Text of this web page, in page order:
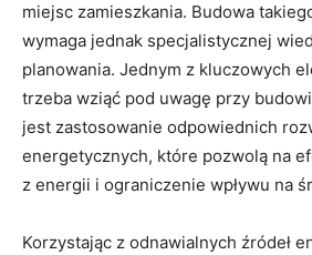
miejsc zamieszkania. Budowa
wymaga jednak specjalistycznej
planowania. Jednym z kluczowych
trzeba wziąć pod ⁣uwagę przy
jest zastosowanie odpowiednich
energetycznych, które pozwolą na
z energii i ograniczenie wpływu na
Korzystając z odnawialnych źródeł